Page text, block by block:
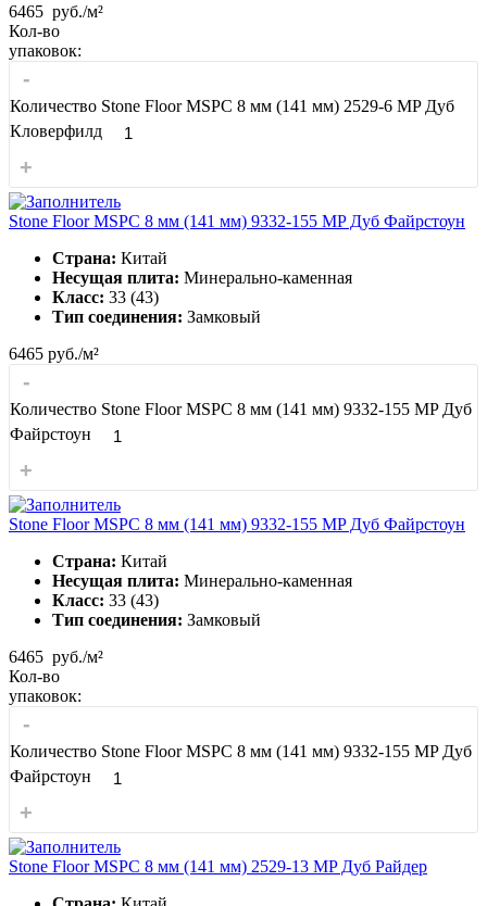
6465 руб./м²
Кол-во
упаковок:
-
Количество Stone Floor MSPC 8 мм (141 мм) 2529-6 MP Дуб
Кловерфилд
+
Stone Floor MSPC 8 мм (141 мм) 9332-155 MP Дуб Файрстоун
Страна: Китай
Несущая плита: Минерально-каменная
Класс: 33 (43)
Тип соединения: Замковый
6465 руб./м²
-
Количество Stone Floor MSPC 8 мм (141 мм) 9332-155 MP Дуб
Файрстоун
+
Stone Floor MSPC 8 мм (141 мм) 9332-155 MP Дуб Файрстоун
Страна: Китай
Несущая плита: Минерально-каменная
Класс: 33 (43)
Тип соединения: Замковый
6465 руб./м²
Кол-во
упаковок:
-
Количество Stone Floor MSPC 8 мм (141 мм) 9332-155 MP Дуб
Файрстоун
+
Stone Floor MSPC 8 мм (141 мм) 2529-13 MP Дуб Райдер